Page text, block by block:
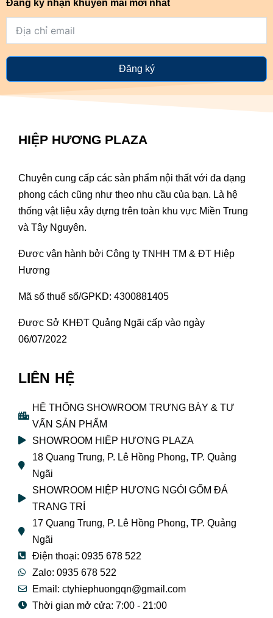
Đăng ký nhận khuyến mãi mới nhất
Đăng ký
HIỆP HƯƠNG PLAZA
Chuyên cung cấp các sản phẩm nội thất với đa dạng
phong cách cũng như theo nhu cầu của bạn. Là hệ
thống vật liệu xây dựng trên toàn khu vực Miền Trung
và Tây Nguyên.
Được vận hành bởi Công ty TNHH TM & ĐT Hiệp
Hương
Mã số thuế số/GPKD: 4300881405
Được Sở KHĐT Quảng Ngãi cấp vào ngày
06/07/2022
LIÊN HỆ
HỆ THỐNG SHOWROOM TRƯNG BÀY & TƯ
VẤN SẢN PHẨM
SHOWROOM HIỆP HƯƠNG PLAZA
18 Quang Trung, P. Lê Hồng Phong, TP. Quảng
Ngãi
SHOWROOM HIỆP HƯƠNG NGÓI GỐM ĐÁ
TRANG TRÍ
17 Quang Trung, P. Lê Hồng Phong, TP. Quảng
Ngãi
Điện thoại: 0935 678 522
Zalo: 0935 678 522
Email: ctyhiephuongqn@gmail.com
Thời gian mở cửa: 7:00 - 21:00